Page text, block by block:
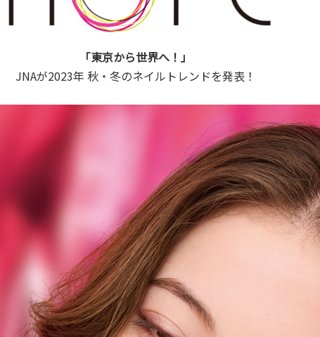
「東京から世界へ！」
JNAが2023年 秋・冬のネイルトレンドを発表！